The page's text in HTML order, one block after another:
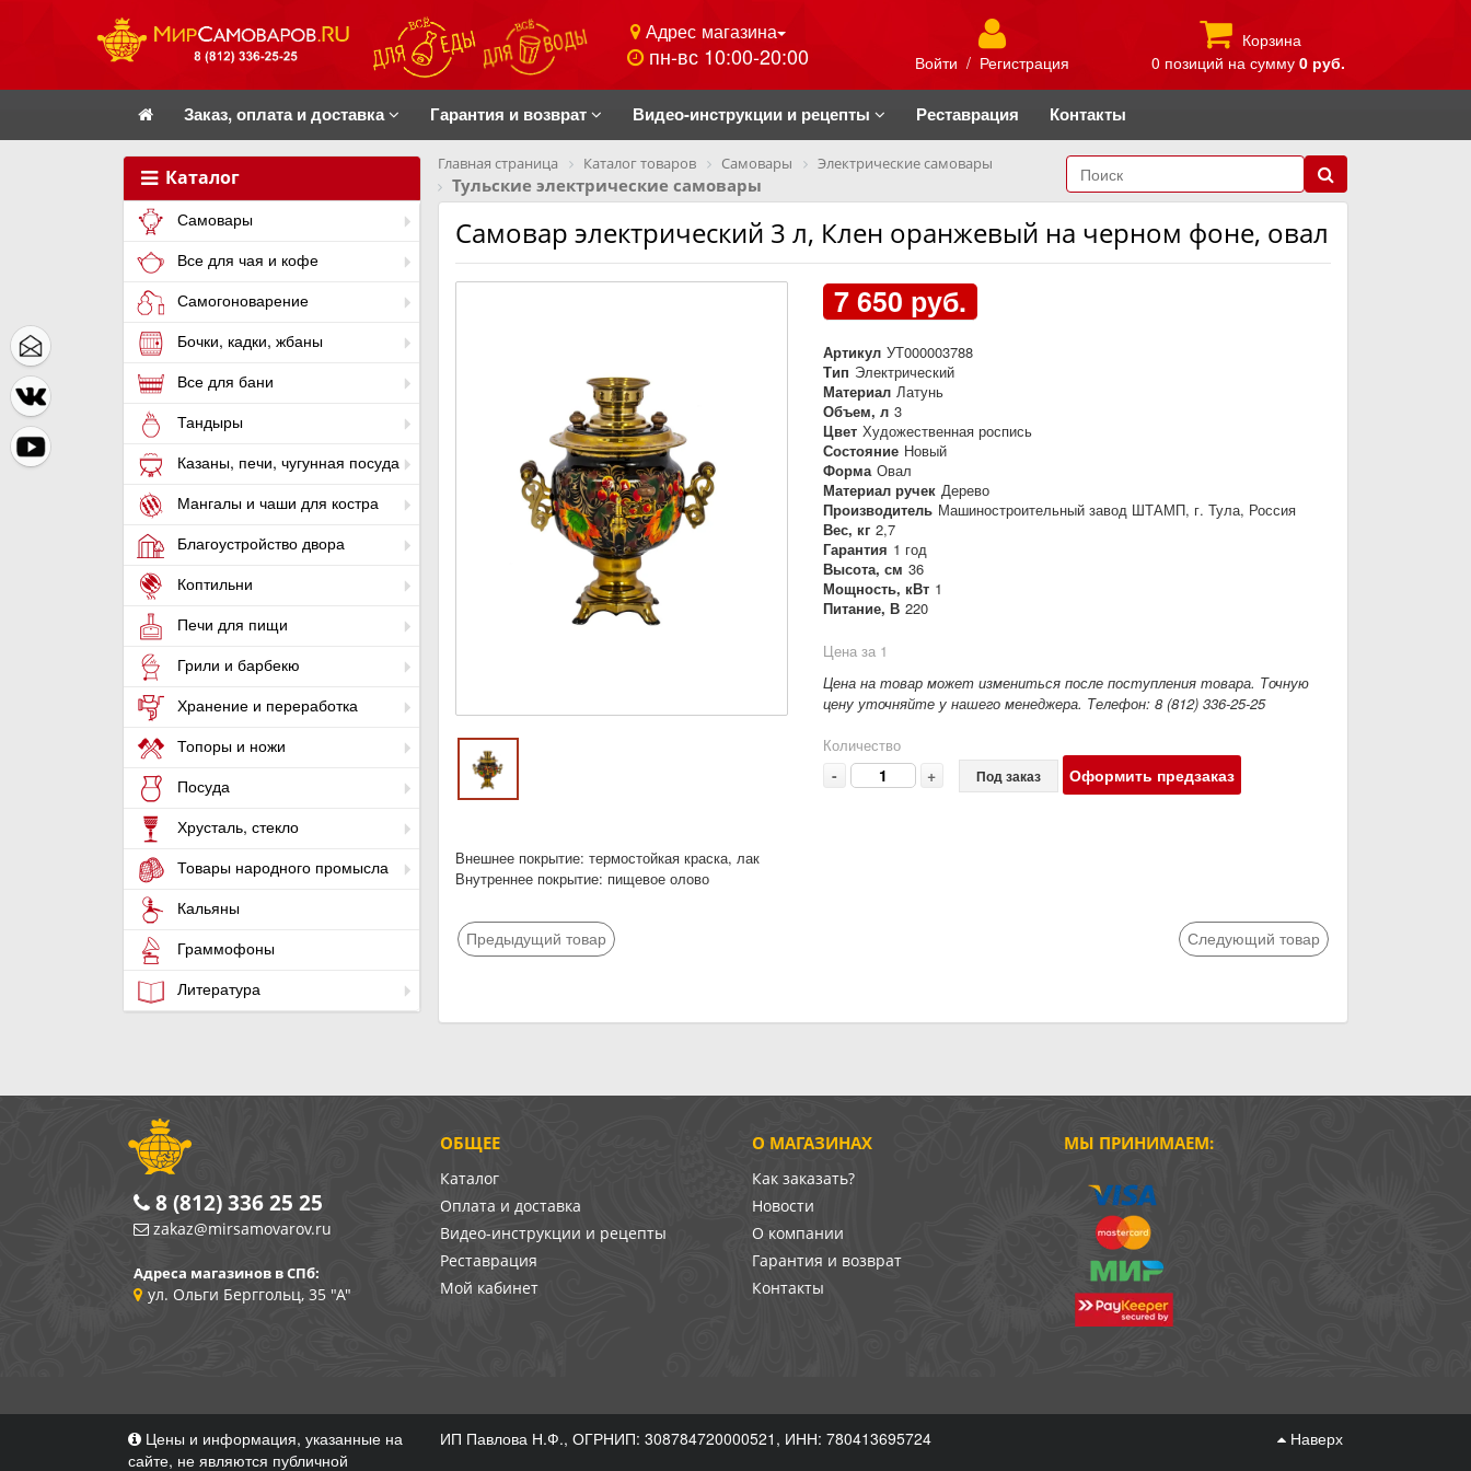
Адрес магазина
пн-вс 10:00-20:00 Войти / Регистрация
Корзина
0 позиций на сумму 0 руб.
Заказ, оплата и доставка Гарантия и возврат Видео-инструкции и рецепты Реставрация Контакты
Каталог
Самовары
Все для чая и кофе
Самогоноварение
Бочки, кадки, жбаны
Все для бани
Тандыры
Казаны, печи, чугунная посуда
Мангалы и чаши для костра
Благоустройство двора
Коптильни
Печи для пищи
Грили и барбекю
Хранение и переработка
Топоры и ножи
Посуда
Хрусталь, стекло
Товары народного промысла
Кальяны
Граммофоны
Литература
Главная страница Каталог товаров Самовары Электрические самовары
Тульские электрические самовары
Самовар электрический 3 л, Клен оранжевый на черном фоне, овал
7 650 руб.
Артикул УТ000003788
Тип Электрический
Материал Латунь
Объем, л 3
Цвет Художественная роспись
Состояние Новый
Форма Овал
Материал ручек Дерево
Производитель Машиностроительный завод ШТАМП, г. Тула, Россия
Вес, кг 2,7
Гарантия 1 год
Высота, см 36
Мощность, кВт 1
Питание, В 220
Цена за 1
Цена на товар может измениться после поступления товара. Точную
цену уточняйте у нашего менеджера. Телефон: 8 (812) 336-25-25
Количество
- + Под заказ Оформить предзаказ
Внешнее покрытие: термостойкая краска, лак
Внутреннее покрытие: пищевое олово
Предыдущий товар Следующий товар
О МАГАЗИНАХ
Как заказать?
Новости
О компании
Гарантия и возврат
Контакты
ОБЩЕЕ
Каталог
Оплата и доставка
Видео-инструкции и рецепты
Реставрация
Мой кабинет
МЫ ПРИНИМАЕМ:
8 (812) 336 25 25
zakaz@mirsamovarov.ru
Адреса магазинов в СПб:
ул. Ольги Берггольц, 35 "А"
Цены и информация, указанные на
сайте, не являются публичной
ИП Павлова Н.Ф., ОГРНИП: 308784720000521, ИНН: 780413695724 Наверх